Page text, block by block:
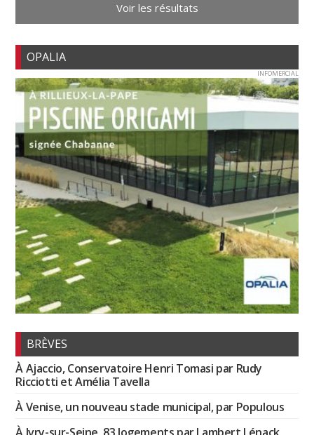
Voir les résultats
OPALIA
INFOMERCIAL
BRÈVES
À Ajaccio, Conservatoire Henri Tomasi par Rudy
Ricciotti et Amélia Tavella
À Venise, un nouveau stade municipal, par Populous